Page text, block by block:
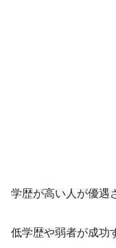
学歴が高い人が優遇
低学歴や弱者が成功